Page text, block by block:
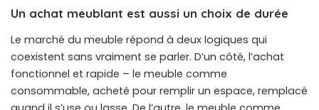
Un achat meublant est aussi un choix de durée
Le marché du meuble répond à deux logiques qui
coexistent sans vraiment se parler. D’un côté, l’achat
fonctionnel et rapide – le meuble comme
consommable, acheté pour remplir un espace, remplacé